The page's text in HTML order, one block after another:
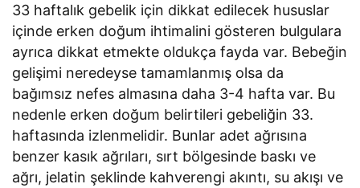
33 haftalık gebelik için dikkat edilecek hususlar
içinde erken doğum ihtimalini gösteren bulgulara
ayrıca dikkat etmekte oldukça fayda var. Bebeğin
gelişimi neredeyse tamamlanmış olsa da
bağımsız nefes almasına daha 3-4 hafta var. Bu
nedenle erken doğum belirtileri gebeliğin 33.
haftasında izlenmelidir. Bunlar adet ağrısına
benzer kasık ağrıları, sırt bölgesinde baskı ve
ağrı, jelatin şeklinde kahverengi akıntı, su akışı ve